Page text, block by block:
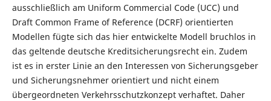
ausschließlich am Uniform Commercial Code (UCC) und
Draft Common Frame of Reference (DCRF) orientierten
Modellen fügte sich das hier entwickelte Modell bruchlos in
das geltende deutsche Kreditsicherungsrecht ein. Zudem
ist es in erster Linie an den Interessen von Sicherungsgeber
und Sicherungsnehmer orientiert und nicht einem
übergeordneten Verkehrsschutzkonzept verhaftet. Daher